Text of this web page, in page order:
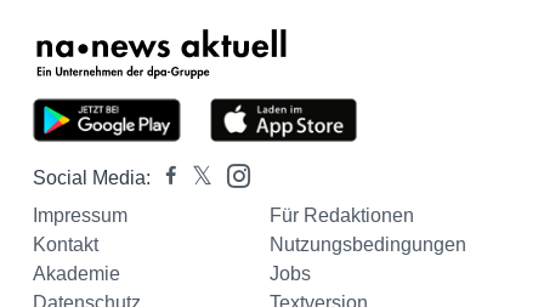
Social Media:
Impressum
Für Redaktionen
Kontakt
Nutzungsbedingungen
Akademie
Jobs
Datenschutz
Textversion